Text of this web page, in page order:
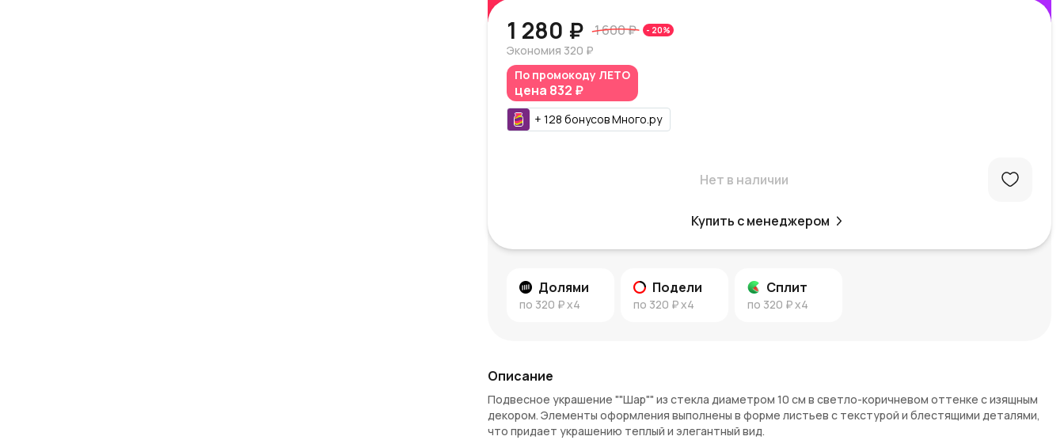
1 280 ₽ 1 600 ₽ - 20%
Экономия 320 ₽
По промокоду ЛЕТО
цена 832 ₽
+ 128 бонусовМного.ру
Нет в наличии
Купить с менеджером
Долями
по 320 ₽x4
Подели
по 320 ₽x4
Сплит
по 320 ₽x4
Описание
Подвесное украшение ""Шар"" из стекла диаметром 10 см в светло-коричневом оттенке с изящным
декором. Элементы оформления выполнены в форме листьев с текстурой и блестящими деталями,
что придает украшению теплый и элегантный вид.